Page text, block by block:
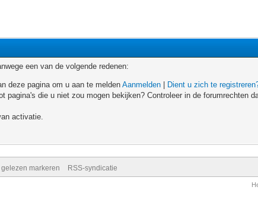
een van de volgende redenen:
deze pagina om u aan te meldenAanmelden
Dient u zich te
die u niet zou mogen bekijken? Controleer in de forumrechten
activatie.
markeren RSS-syndicatie